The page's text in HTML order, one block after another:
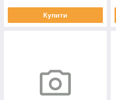
Купити